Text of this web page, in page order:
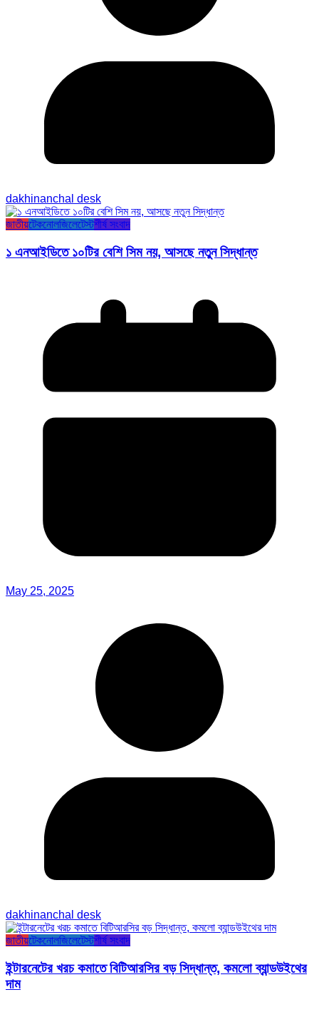
dakhinanchal desk
জাতীয়টেকনোলজিলেটেস্টশীর্ষ সংবাদ
১ এনআইডিতে ১০টির বেশি সিম নয়, আসছে নতুন সিদ্ধান্ত
May 25, 2025
dakhinanchal desk
জাতীয়টেকনোলজিলেটেস্টশীর্ষ সংবাদ
ইন্টারনেটের খরচ কমাতে বিটিআরসির বড় সিদ্ধান্ত, কমলো ব্যান্ডউইথের
দাম